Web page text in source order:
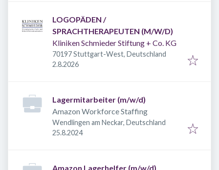
LOGOPÄDEN /
SPRACHTHERAPEUTEN (M/W/D)
Kliniken Schmieder Stiftung + Co. KG
70197 Stuttgart-West, Deutschland
Veröffentlicht
2.8.2026
Lagermitarbeiter (m/w/d)
Amazon Workforce Staffing
Wendlingen am Neckar, Deutschland
Veröffentlicht
25.8.2024
Amazon Lagerhelfer (m/w/d)